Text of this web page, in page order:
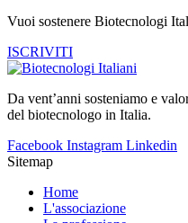
Vuoi sostenere Biotecnologi
ISCRIVITI
Da vent’anni sosteniamo e
del biotecnologo in Italia.
Facebook Instagram Linkedin
Sitemap
Home
L'associazione